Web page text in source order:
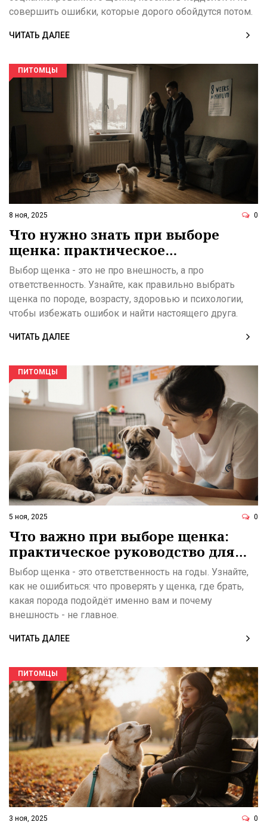
совершить ошибки, которые дорого обойдутся потом.
ЧИТАТЬ ДАЛЕЕ
ПИТОМЦЫ
8 ноя, 2025 0
Что нужно знать при выборе
щенка: практическое
руководство для новичков
Выбор щенка - это не про внешность, а про
ответственность. Узнайте, как правильно выбрать
щенка по породе, возрасту, здоровью и психологии,
чтобы избежать ошибок и найти настоящего друга.
ЧИТАТЬ ДАЛЕЕ
ПИТОМЦЫ
5 ноя, 2025 0
Что важно при выборе щенка:
практическое руководство для
новичков
Выбор щенка - это ответственность на годы. Узнайте,
как не ошибиться: что проверять у щенка, где брать,
какая порода подойдёт именно вам и почему
внешность - не главное.
ЧИТАТЬ ДАЛЕЕ
ПИТОМЦЫ
3 ноя, 2025 0